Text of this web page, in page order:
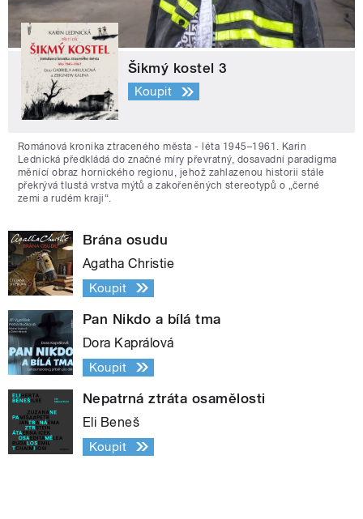
Šikmý kostel 3
Koupit
Románová kronika ztraceného města - léta 1945–1961. Karin
Lednická předkládá do značné míry převratný, dosavadní paradigma
měnící obraz hornického regionu, jehož zahlazenou historii stále
překrývá tlustá vrstva mýtů a zakořeněných stereotypů o „černé
zemi a rudém kraji“.
Brána osudu
Agatha Christie
Koupit
Pan Nikdo a bílá tma
Dora Kaprálová
Koupit
Nepatrná ztráta osamělosti
Eli Beneš
Koupit